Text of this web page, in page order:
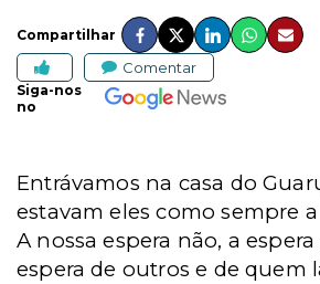
Compartilhar
Comentar
Siga-nos
no
Entrávamos na casa do
estavam eles como sempre
A nossa espera não, a
espera de outros e de quem